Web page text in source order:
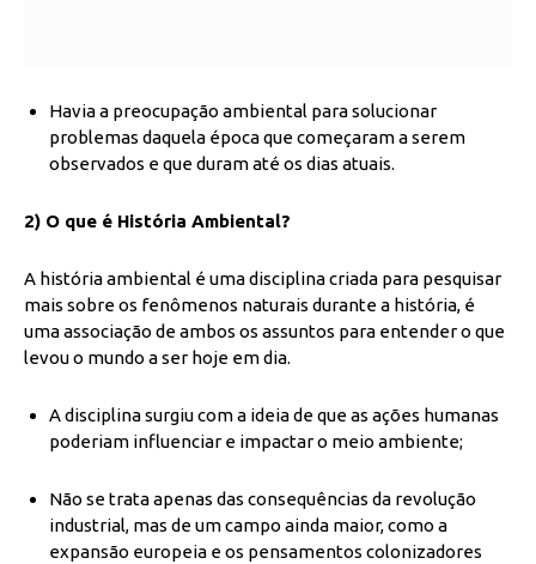
Havia a preocupação ambiental para solucionar
problemas daquela época que começaram a serem
observados e que duram até os dias atuais.
2) O que é História Ambiental?
A história ambiental é uma disciplina criada para pesquisar
mais sobre os fenômenos naturais durante a história, é
uma associação de ambos os assuntos para entender o que
levou o mundo a ser hoje em dia.
A disciplina surgiu com a ideia de que as ações humanas
poderiam influenciar e impactar o meio ambiente;
Não se trata apenas das consequências da revolução
industrial, mas de um campo ainda maior, como a
expansão europeia e os pensamentos colonizadores